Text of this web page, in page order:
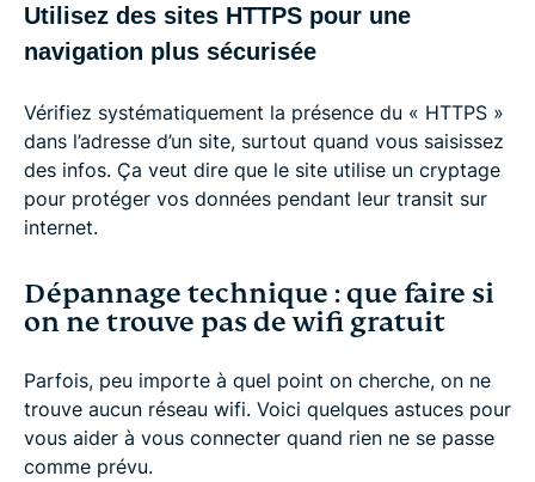
Utilisez des sites HTTPS pour une
navigation plus sécurisée
Vérifiez systématiquement la présence du « HTTPS »
dans l’adresse d’un site, surtout quand vous saisissez
des infos. Ça veut dire que le site utilise un cryptage
pour protéger vos données pendant leur transit sur
internet.
Dépannage technique : que faire si
on ne trouve pas de wifi gratuit
Parfois, peu importe à quel point on cherche, on ne
trouve aucun réseau wifi. Voici quelques astuces pour
vous aider à vous connecter quand rien ne se passe
comme prévu.